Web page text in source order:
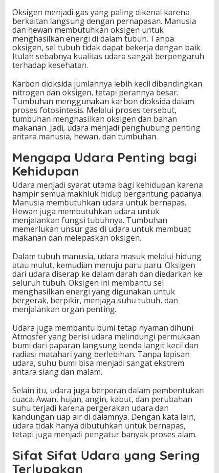
Oksigen menjadi gas yang paling dikenal karena
berkaitan langsung dengan pernapasan. Manusia
dan hewan membutuhkan oksigen untuk
menghasilkan energi di dalam tubuh. Tanpa
oksigen, sel tubuh tidak dapat bekerja dengan baik.
Itulah sebabnya kualitas udara sangat berpengaruh
terhadap kesehatan.
Karbon dioksida jumlahnya lebih kecil dibandingkan
nitrogen dan oksigen, tetapi perannya besar.
Tumbuhan menggunakan karbon dioksida dalam
proses fotosintesis. Melalui proses tersebut,
tumbuhan menghasilkan oksigen dan bahan
makanan. Jadi, udara menjadi penghubung penting
antara manusia, hewan, dan tumbuhan.
Mengapa Udara Penting bagi
Kehidupan
Udara menjadi syarat utama bagi kehidupan karena
hampir semua makhluk hidup bergantung padanya.
Manusia membutuhkan udara untuk bernapas.
Hewan juga membutuhkan udara untuk
menjalankan fungsi tubuhnya. Tumbuhan
memerlukan unsur gas di udara untuk membuat
makanan dan melepaskan oksigen.
Dalam tubuh manusia, udara masuk melalui hidung
atau mulut, kemudian menuju paru paru. Oksigen
dari udara diserap ke dalam darah dan diedarkan ke
seluruh tubuh. Oksigen ini membantu sel
menghasilkan energi yang digunakan untuk
bergerak, berpikir, menjaga suhu tubuh, dan
menjalankan organ penting.
Udara juga membantu bumi tetap nyaman dihuni.
Atmosfer yang berisi udara melindungi permukaan
bumi dari paparan langsung benda langit kecil dan
radiasi matahari yang berlebihan. Tanpa lapisan
udara, suhu bumi bisa menjadi sangat ekstrem
antara siang dan malam.
Selain itu, udara juga berperan dalam pembentukan
cuaca. Awan, hujan, angin, kabut, dan perubahan
suhu terjadi karena pergerakan udara dan
kandungan uap air di dalamnya. Dengan kata lain,
udara tidak hanya dibutuhkan untuk bernapas,
tetapi juga menjadi pengatur banyak proses alam.
Sifat Sifat Udara yang Sering
Terlupakan